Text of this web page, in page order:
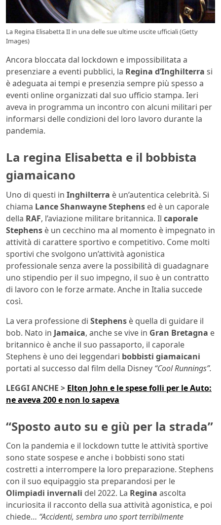
La Regina Elisabetta II in una delle sue ultime uscite ufficiali (Getty
Images)
Ancora bloccata dal lockdown e impossibilitata a
presenziare a eventi pubblici, la Regina d’Inghilterra si
è adeguata ai tempi e presenzia sempre più spesso a
eventi online organizzati dal suo ufficio stampa. Ieri
aveva in programma un incontro con alcuni militari per
informarsi delle condizioni del loro lavoro durante la
pandemia.
La regina Elisabetta e il bobbista
giamaicano
Uno di questi in Inghilterra è un’autentica celebrità. Si
chiama Lance Shanwayne Stephens ed è un caporale
della RAF, l’aviazione militare britannica. Il caporale
Stephens è un cecchino ma al momento è impegnato in
attività di carattere sportivo e competitivo. Come molti
sportivi che svolgono un’attività agonistica
professionale senza avere la possibilità di guadagnare
uno stipendio per il suo impegno, il suo è un contratto
di lavoro con le forze armate. Anche in Italia succede
così.
La vera professione di Stephens è quella di guidare il
bob. Nato in Jamaica, anche se vive in Gran Bretagna e
britannico è anche il suo passaporto, il caporale
Stephens è uno dei leggendari bobbisti giamaicani
portati al successo dal film della Disney “Cool Runnings”.
LEGGI ANCHE > Elton John e le spese folli per le Auto:
ne aveva 200 e non lo sapeva
“Sposto auto su e giù per la strada”
Con la pandemia e il lockdown tutte le attività sportive
sono state sospese e anche i bobbisti sono stati
costretti a interrompere la loro preparazione. Stephens
con il suo equipaggio sta preparandosi per le
Olimpiadi invernali del 2022. La Regina ascolta
incuriosita il racconto della sua attività agonistica, e poi
chiede… “Accidenti, sembra uno sport terribilmente